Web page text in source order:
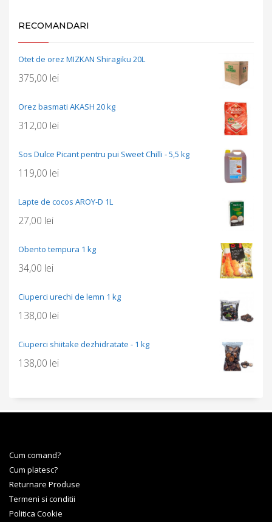
RECOMANDARI
Otet de orez MIZKAN Shiragiku 20L
375,00 lei
Orez basmati AKASH 20 kg
312,00 lei
Sos Dulce Picant pentru pui Sweet Chilli - 5,5 kg
119,00 lei
Lapte de cocos AROY-D 1L
27,00 lei
Obento tempura 1 kg
34,00 lei
Ciuperci urechi de lemn 1 kg
138,00 lei
Ciuperci shiitake dezhidratate - 1 kg
138,00 lei
Cum comand?
Cum platesc?
Returnare Produse
Termeni si conditii
Politica Cookie